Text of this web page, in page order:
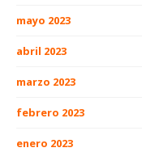
mayo 2023
abril 2023
marzo 2023
febrero 2023
enero 2023